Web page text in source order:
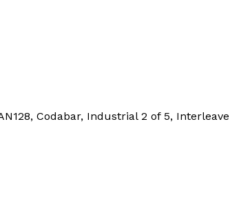
Codabar, Industrial 2 of 5,